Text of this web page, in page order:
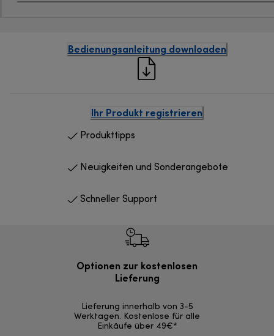
Bedienungsanleitung downloaden
Ihr Produkt registrieren
Produkttipps
Neuigkeiten und Sonderangebote
Schneller Support
Optionen zur kostenlosen
Lieferung
Lieferung innerhalb von 3-5
Werktagen. Kostenlose für alle
Einkäufe über 49€*